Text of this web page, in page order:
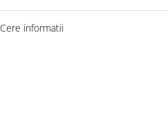
Cere informatii